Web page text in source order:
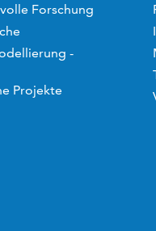
Forschung
-
Projekte